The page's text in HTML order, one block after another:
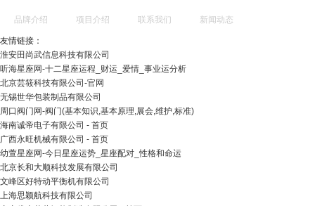
品牌介绍 项目介绍 联系我们 新闻动态
友情链接：
淮安田尚武信息科技有限公司
听海星座网-十二星座运程_财运_爱情_事业运分析
北京芸筱科技有限公司-官网
无锡世华包装制品有限公司
周口阀门网-阀门(基本知识,基本原理,展会,维护,标准)
海南诚帝电子有限公司 - 首页
广西永旺机械有限公司 - 首页
幼萱星座网-今日星座运势_星座配对_性格和命运
北京长和大顺科技发展有限公司
文峰区好特动平衡机有限公司
上海思颖航科技有限公司